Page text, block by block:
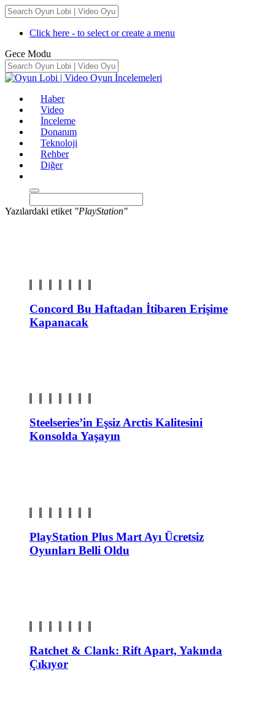
Click here - to select or create a menu
Gece Modu
Haber
Video
İnceleme
Donanım
Teknoloji
Rehber
Diğer
Yazılardaki etiket "PlayStation"
Concord Bu Haftadan İtibaren Erişime
Kapanacak
Steelseries’in Eşsiz Arctis Kalitesini
Konsolda Yaşayın
PlayStation Plus Mart Ayı Ücretsiz
Oyunları Belli Oldu
Ratchet & Clank: Rift Apart, Yakında
Çıkıyor